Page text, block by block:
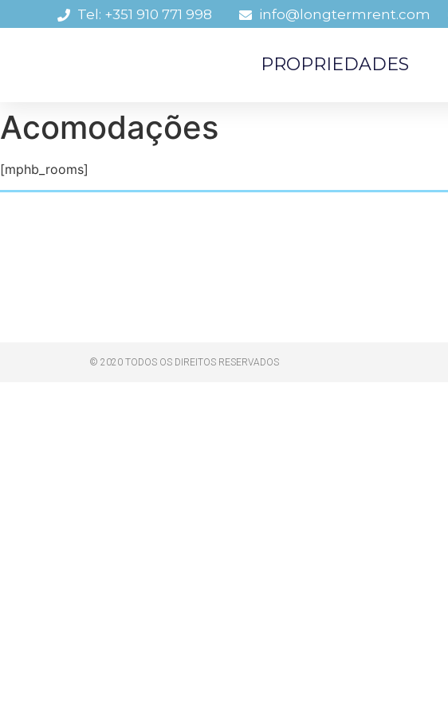
Tel: +351 910 771 998 info@longtermrent.com
PROPRIEDADES
Acomodações
[mphb_rooms]
© 2020 TODOS OS DIREITOS RESERVADOS